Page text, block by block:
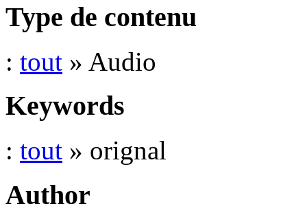
Type de contenu
: tout » Audio
Keywords
: tout » orignal
Author